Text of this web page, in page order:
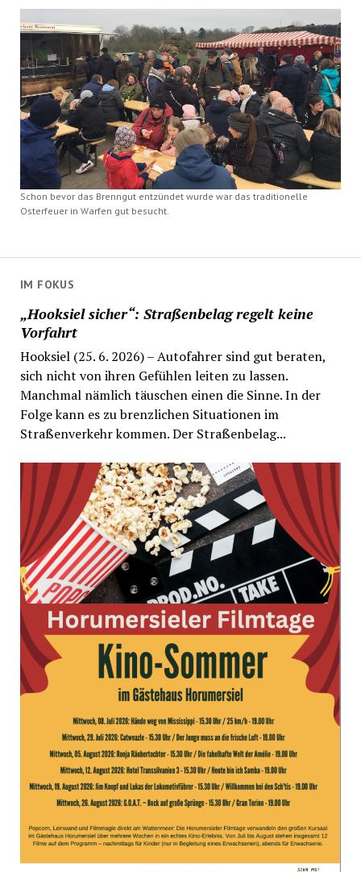
IM FOKUS
„Hooksiel sicher“: Straßenbelag regelt keine
Vorfahrt
Hooksiel (25. 6. 2026) – Autofahrer sind gut beraten,
sich nicht von ihren Gefühlen leiten zu lassen.
Manchmal nämlich täuschen einen die Sinne. In der
Folge kann es zu brenzlichen Situationen im
Straßenverkehr kommen. Der Straßenbelag...
Schon bevor das Brenngut entzündet wurde war das traditionelle
Osterfeuer in Warfen gut besucht.